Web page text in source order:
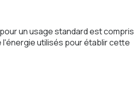
un usage standard est compris
l'énergie utilisés pour établir cette